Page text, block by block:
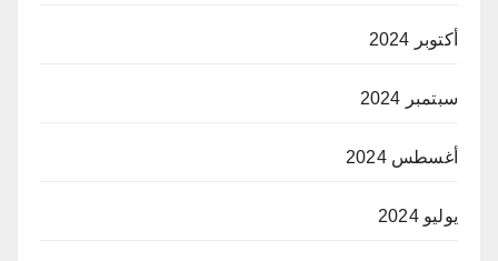
أكتوبر 2024
سبتمبر 2024
أغسطس 2024
يوليو 2024